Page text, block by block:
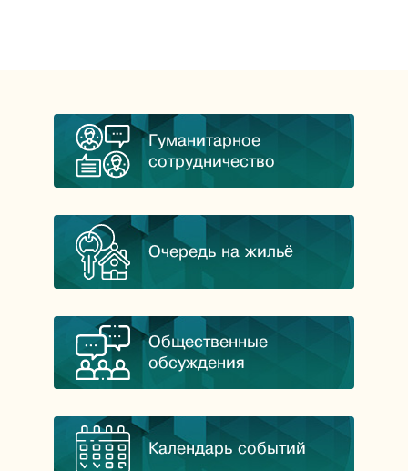
Гуманитарное
сотрудничество
Очередь на жильё
Общественные
обсуждения
Календарь событий